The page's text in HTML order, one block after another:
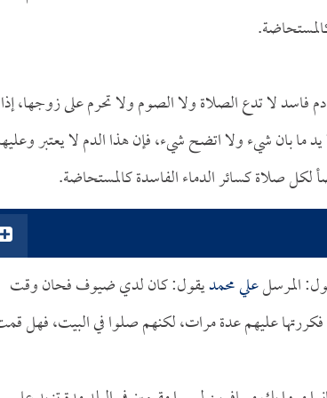
فاسد لا تدع الصلاة ولا الصوم ولا تحرم على زوجها، إذا
بان شيء ولا اتضح شيء، فإن هذا الدم لا يعتبر
صلاة كسائر الدماء الفاسدة كالمستحاضة.
المرسلعلي محمديقول: كان لدي ضيوف فحان وقت
عليهم عدة مرات، لكنهم صلوا في البيت، فهل